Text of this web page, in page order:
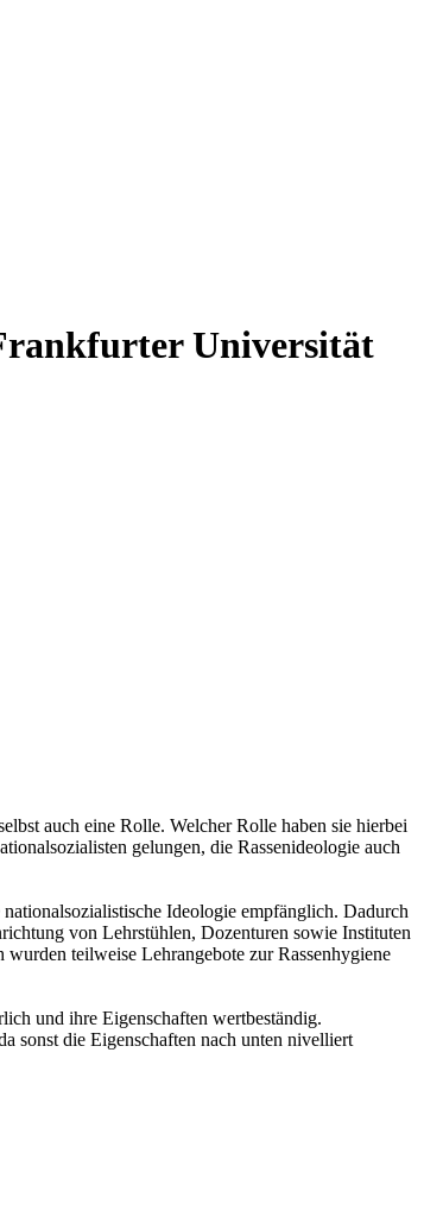
Universität
auch eine Rolle. Welcher Rolle haben sie hierbei
gelungen, die Rassenideologie auch
Ideologie empfänglich. Dadurch
von Lehrstühlen, Dozenturen sowie Instituten
teilweise Lehrangebote zur Rassenhygiene
und ihre Eigenschaften wertbeständig.
sonst die Eigenschaften nach unten nivelliert